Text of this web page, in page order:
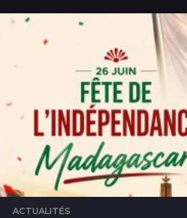
i
s
ACTUALITÉS